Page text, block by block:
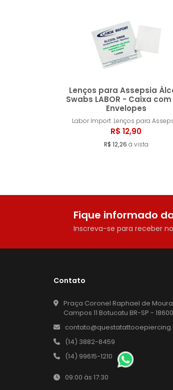
Lenços para Assepsia
Swabs LABOR - Caixa com
Envelopes
Labor Import Lenços para
R$ 12,90
R$ 12,26 à vista
Fique informado
Inscreva-se para receber
Contato
Praça Coronel Raphael de Moura
Campos 11 Botucatu BR-SP -
(14) 3882-8459
(14) 99615-1210
09:00 às 17:30